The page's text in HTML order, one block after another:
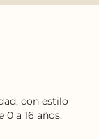
con estilo
0 a 16 años.